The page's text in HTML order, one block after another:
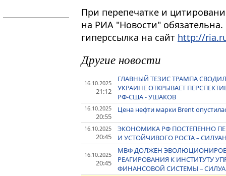
При перепечатке и
на РИА "Новости"
гиперссылка на сайт http://
Другие новости
16.10.2025
21:12
ГЛАВНЫЙ ТЕЗИС ТРАМПА
УКРАИНЕ ОТКРЫВАЕТ
РФ-США - УШАКОВ
16.10.2025
20:55
Цена нефти марки Brent
16.10.2025
20:45
ЭКОНОМИКА РФ ПОСТЕПЕННО
И УСТОЙЧИВОГО РОСТА –
16.10.2025
20:45
МВФ ДОЛЖЕН
РЕАГИРОВАНИЯ К ИНСТИТУТУ
ФИНАНСОВОЙ СИСТЕМЫ –